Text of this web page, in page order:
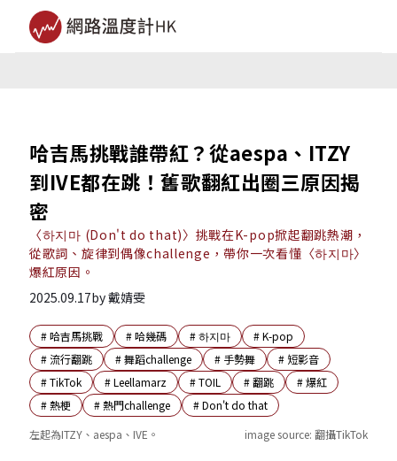
哈吉馬挑戰誰帶紅？從aespa、ITZY
到IVE都在跳！舊歌翻紅出圈三原因揭
密
〈하지마 (Don't do that)〉挑戰在K-pop掀起翻跳熱潮，
從歌詞、旋律到偶像challenge，帶你一次看懂〈하지마〉
爆紅原因。
2025.09.17by戴婧雯
#哈吉馬挑戰 #哈幾碼 #하지마 #K-pop
# 流行翻跳 #舞蹈challenge # 手勢舞 # 短影音
#TikTok #Leellamarz #TOIL #翻跳 #爆紅
#熱梗 #熱門challenge #Don't do that
左起為ITZY、aespa、IVE。
image source: 翻攝TikTok